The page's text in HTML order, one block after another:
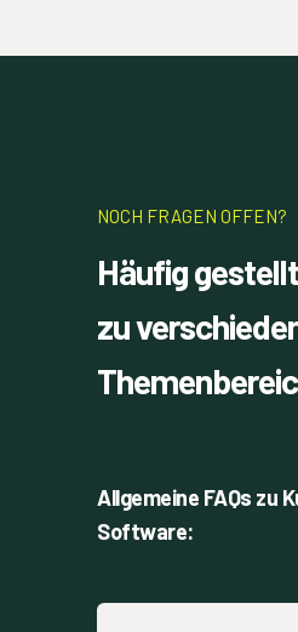
NOCH FRAGEN OFFEN?
Häufig
zu
Allgemeine FAQs zu
Software: